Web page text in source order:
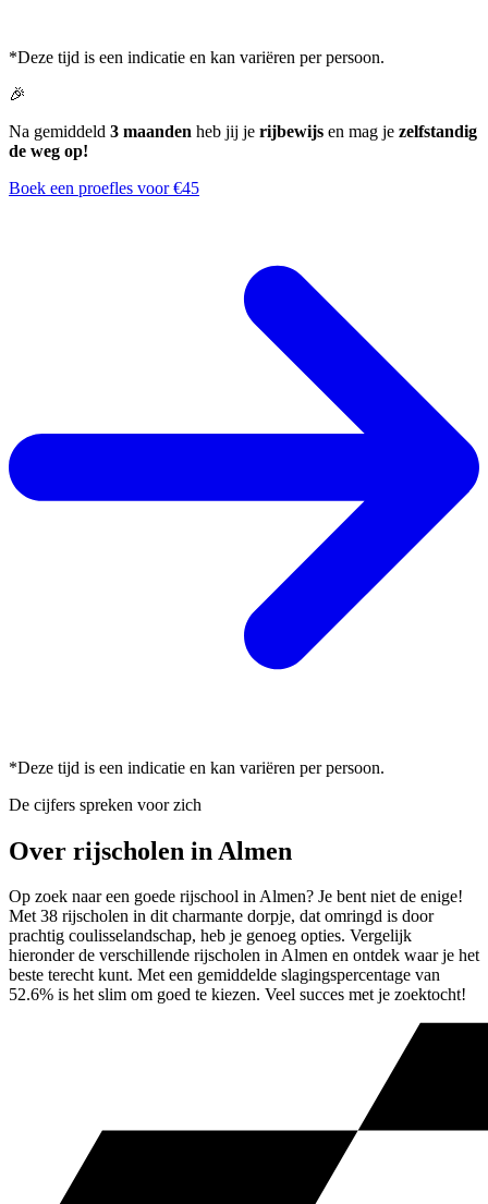
*Deze tijd is een indicatie en kan variëren per persoon.
🎉
Na gemiddeld 3 maanden heb jij je rijbewijs en mag je zelfstandig
de weg op!
Boek een proefles voor €45
*Deze tijd is een indicatie en kan variëren per persoon.
De cijfers spreken voor zich
Over rijscholen in Almen
Op zoek naar een goede rijschool in Almen? Je bent niet de enige!
Met 38 rijscholen in dit charmante dorpje, dat omringd is door
prachtig coulisselandschap, heb je genoeg opties. Vergelijk
hieronder de verschillende rijscholen in Almen en ontdek waar je het
beste terecht kunt. Met een gemiddelde slagingspercentage van
52.6% is het slim om goed te kiezen. Veel succes met je zoektocht!